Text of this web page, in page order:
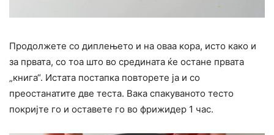
Продолжете со диплењето и на оваа кора, исто како и
за првата, со тоа што во средината ќе остане првата
„книга“. Истата постапка повторете ја и со
преостанатите две теста. Вака спакуваното тесто
покријте го и оставете го во фрижидер 1 час.